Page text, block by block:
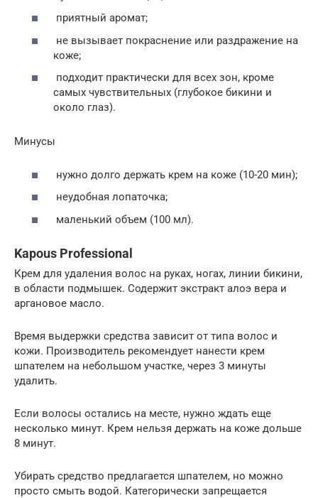
приятный аромат;
не вызывает покраснение или раздражение на
коже;
подходит практически для всех зон, кроме
самых чувствительных (глубокое бикини и
около глаз).
Минусы
нужно долго держать крем на коже (10-20 мин);
неудобная лопаточка;
маленький объем (100 мл).
Kapous Professional
Крем для удаления волос на руках, ногах, линии бикини,
в области подмышек. Содержит экстракт алоэ вера и
аргановое масло.
Время выдержки средства зависит от типа волос и
кожи. Производитель рекомендует нанести крем
шпателем на небольшом участке, через 3 минуты
удалить.
Если волосы остались на месте, нужно ждать еще
несколько минут. Крем нельзя держать на коже дольше
8 минут.
Убирать средство предлагается шпателем, но можно
просто смыть водой. Категорически запрещается